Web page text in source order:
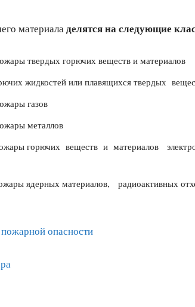
материаладелятсяна следующие
твердых горючих веществ и материалов
жидкостей или плавящихся твердых
газов
металлов
горючих веществ и материалов
ядерных материалов, радиоактивных
опасности